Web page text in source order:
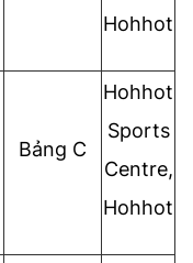
Hohhot
Bảng C
Hohhot
Sports
Centre,
Hohhot